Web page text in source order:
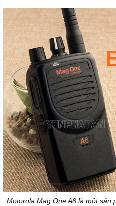
Motorola Mag One A8 là một sản